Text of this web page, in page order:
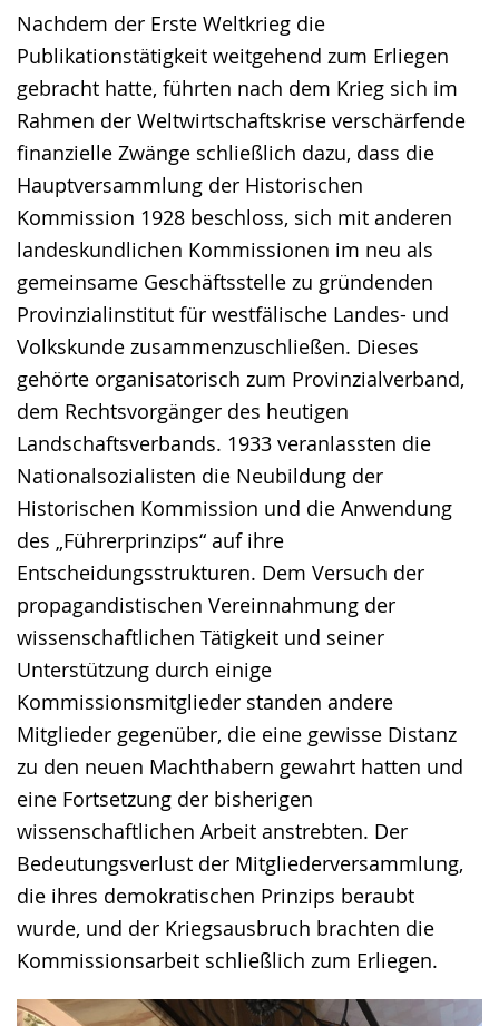
Nachdem der Erste Weltkrieg die
Publikationstätigkeit weitgehend zum Erliegen
gebracht hatte, führten nach dem Krieg sich im
Rahmen der Weltwirtschaftskrise verschärfende
finanzielle Zwänge schließlich dazu, dass die
Hauptversammlung der Historischen
Kommission 1928 beschloss, sich mit anderen
landeskundlichen Kommissionen im neu als
gemeinsame Geschäftsstelle zu gründenden
Provinzialinstitut für westfälische Landes- und
Volkskunde zusammenzuschließen. Dieses
gehörte organisatorisch zum Provinzialverband,
dem Rechtsvorgänger des heutigen
Landschaftsverbands. 1933 veranlassten die
Nationalsozialisten die Neubildung der
Historischen Kommission und die Anwendung
des „Führerprinzips“ auf ihre
Entscheidungsstrukturen. Dem Versuch der
propagandistischen Vereinnahmung der
wissenschaftlichen Tätigkeit und seiner
Unterstützung durch einige
Kommissionsmitglieder standen andere
Mitglieder gegenüber, die eine gewisse Distanz
zu den neuen Machthabern gewahrt hatten und
eine Fortsetzung der bisherigen
wissenschaftlichen Arbeit anstrebten. Der
Bedeutungsverlust der Mitgliederversammlung,
die ihres demokratischen Prinzips beraubt
wurde, und der Kriegsausbruch brachten die
Kommissionsarbeit schließlich zum Erliegen.